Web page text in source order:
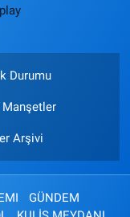
Durumu
Manşetler
Arşivi
GÜNDEM